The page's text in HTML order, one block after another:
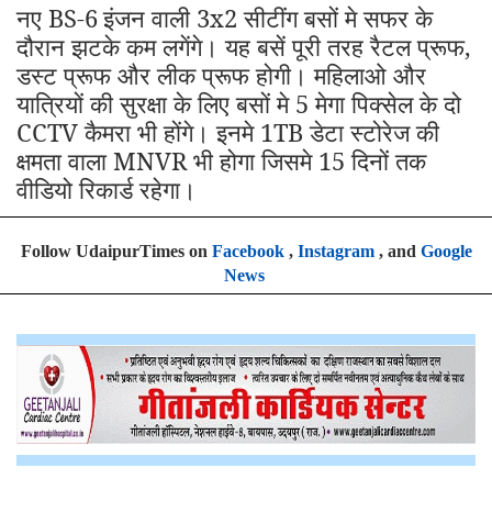
नए BS-6इंजन वाली 3x2 सीटींग बसों मे सफर के
दौरान झटके कम लगेंगे। यह बसें पूरी तरह रैटल प्रूफ,
डस्ट प्रूफ और लीक प्रूफ होगी। महिलाओ और
यात्रियों की सुरक्षा के लिए बसों मे 5 मेगा पिक्सेल के दो
CCTV कैमरा भी होंगे। इनमे 1TB डेटा स्टोरेज की
क्षमता वाला MNVR भी होगा जिसमे 15 दिनों तक
वीडियो रिकार्ड रहेगा।
Follow UdaipurTimes on Facebook, Instagram, and Google
News